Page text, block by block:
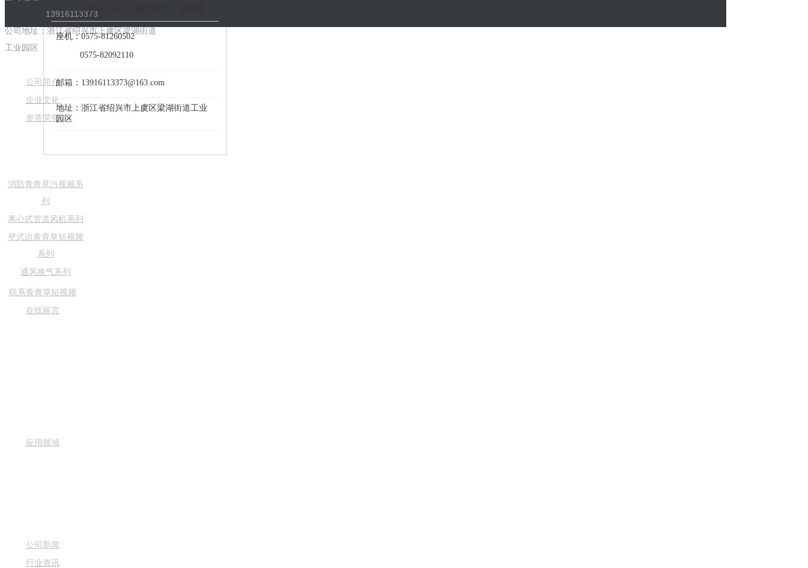
13606574341（微信同号） 金经理
——————————————————
座机：0575-81260502
0575-82092110
邮箱：13916113373@163.com
——————————————————
地址：浙江省绍兴市上虞区梁湖街道工业
园区
13916113373
公司地址：浙江省绍兴市上虞区梁湖街道
工业园区
公司简介
企业文化
资质荣誉
消防青青草污视频系
列
离心式管道风机系列
壁式边青青草短视频
系列
通风换气系列
青青草成人APP系列
风口风阀系列
联系青青草短视频
在线留言
频
应用领域
公司新闻
行业资讯